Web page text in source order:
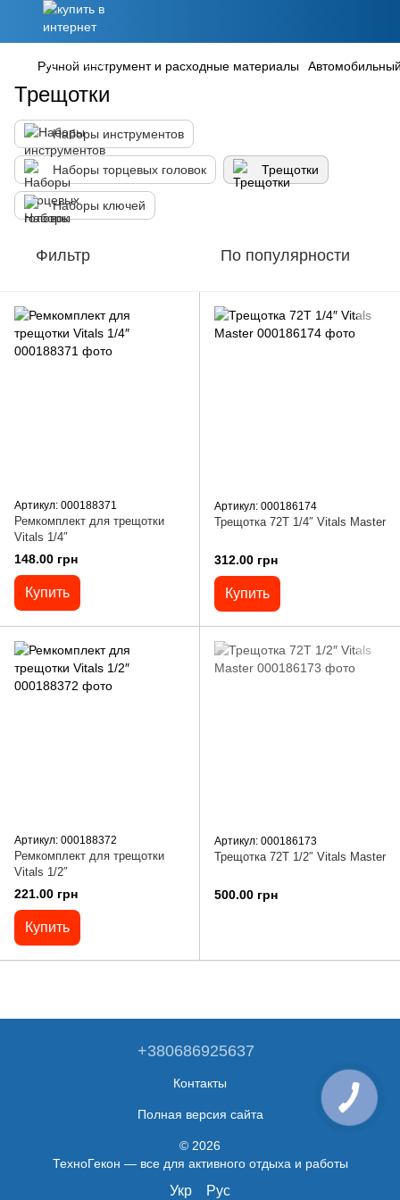
Ручной инструмент и расходные материалы
Трещотки
Наборы инструментов
Наборы торцевых головок Трещотки
Наборы ключей
Фильтр По популярности
Артикул: 000188371
Ремкомплект для трещотки
Vitals 1/4″
148.00 грн
Купить
Артикул: 000186174
Трещотка 72T 1/4″ Vitals Master
312.00 грн
Купить
Артикул: 000188372
Ремкомплект для трещотки
Vitals 1/2″
221.00 грн
Купить
Артикул: 000186173
Трещотка 72T 1/2″ Vitals Master
500.00 грн
+380686925637
Контакты
Полная версия сайта
© 2026
ТехноГекон — все для активного отдыха и работы
Укр Рус